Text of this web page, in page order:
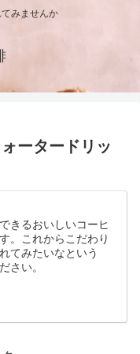
みませんか
ータードリッ
きるおいしいコーヒ
。これからこだわり
てみたいなという
さい。